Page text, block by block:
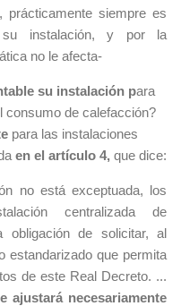
prácticamente siempre es
su instalación, y por la
no le afecta-
su instalación para
consumo de calefacción?
para las instalaciones
en el artículo 4, que dice:
no está exceptuada, los
centralizada de
obligación de solicitar, al
estandarizado que permita
de este Real Decreto. ...
ajustará necesariamente